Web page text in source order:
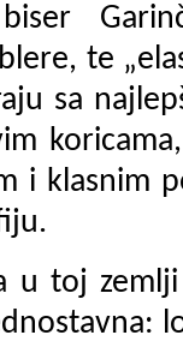
te
sa
i klasnim
u toj